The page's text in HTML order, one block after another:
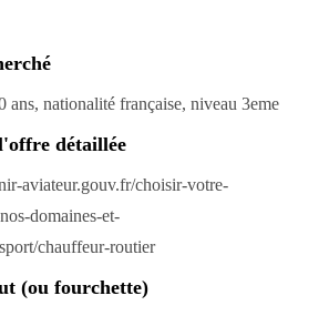
ans, nationalité française, niveau 3eme
détaillée
aviateur.gouv.fr/choisir-votre-
domaines-et-
chauffeur-routier
(ou fourchette)